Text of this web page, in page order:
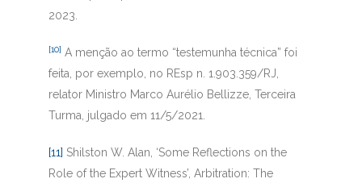
2023.
[10] A menção ao termo “testemunha técnica” foi
feita, por exemplo, no REsp n. 1.903.359/RJ,
relator Ministro Marco Aurélio Bellizze, Terceira
Turma, julgado em 11/5/2021.
[11] Shilston W. Alan, ‘Some Reflections on the
Role of the Expert Witness’, Arbitration: The